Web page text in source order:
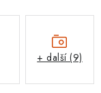
+ další (9)